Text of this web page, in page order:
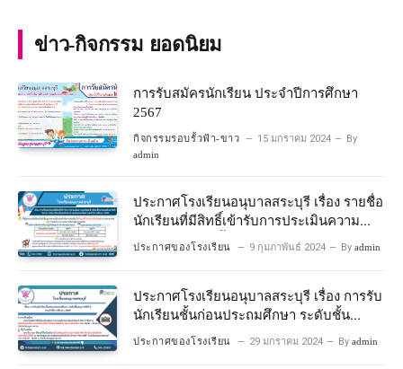
ข่าว-กิจกรรม ยอดนิยม
การรับสมัครนักเรียน ประจำปีการศึกษา
2567
กิจกรรมรอบรั้วฟ้า-ขาว 15 มกราคม 2024 By
admin
ประกาศโรงเรียนอนุบาลสระบุรี เรื่อง รายชื่อ
นักเรียนที่มีสิทธิ์เข้ารับการประเมินความ
พร้อมเข้าเรียนชั้นประถมศึกษาปีที่ 1
ประกาศของโรงเรียน 9 กุมภาพันธ์ 2024 By admin
ประกาศโรงเรียนอนุบาลสระบุรี เรื่อง การรับ
นักเรียนชั้นก่อนประถมศึกษา ระดับชั้น
ประกาศของโรงเรียน 29 มกราคม 2024 By admin